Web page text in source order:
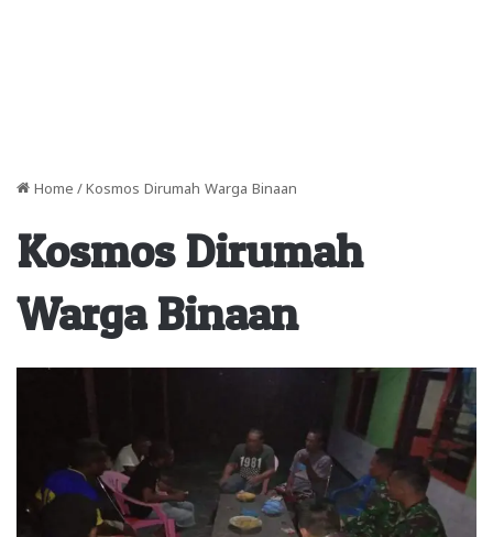
Home / Kosmos Dirumah Warga Binaan
Kosmos Dirumah
Warga Binaan